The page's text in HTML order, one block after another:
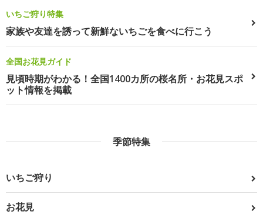
いちご狩り特集
家族や友達を誘って新鮮ないちごを食べに行こう
全国お花見ガイド
見頃時期がわかる！全国1400カ所の桜名所・お花見スポ
ット情報を掲載
季節特集
いちご狩り
お花見